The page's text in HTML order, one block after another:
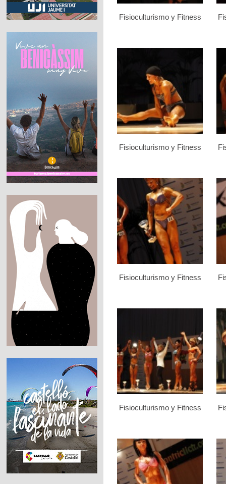
Fisioculturismo y Fitness
Fisioculturismo y Fitness
Fisioculturismo y Fitness
Fisioculturismo y Fitness